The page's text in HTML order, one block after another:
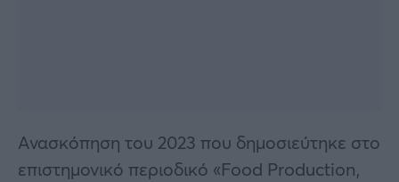
Ανασκόπηση του 2023 που δημοσιεύτηκε στο
επιστημονικό περιοδικό «Food Production,